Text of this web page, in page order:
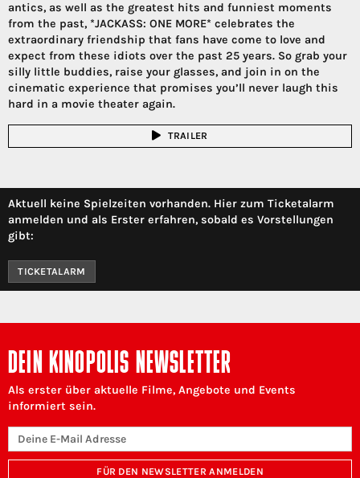
antics, as well as the greatest hits and funniest moments
from the past, *JACKASS: ONE MORE* celebrates the
extraordinary friendship that fans have come to love and
expect from these idiots over the past 25 years. So grab your
silly little buddies, raise your glasses, and join in on the
cinematic experience that promises you’ll never laugh this
hard in a movie theater again.
TRAILER
Aktuell keine Spielzeiten vorhanden. Hier zum Ticketalarm
anmelden und als Erster erfahren, sobald es Vorstellungen
gibt:
TICKETALARM
DEIN KINOPOLIS NEWSLETTER
Als erster über aktuelle Filme, Angebote und Events
informiert sein.
FÜR DEN NEWSLETTER ANMELDEN